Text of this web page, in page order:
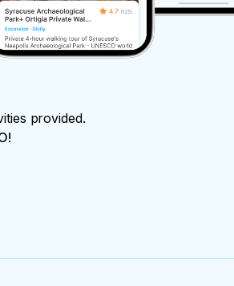
provided.